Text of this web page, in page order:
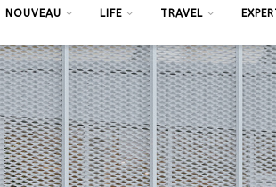
NOUVEAU LIFE TRAVEL